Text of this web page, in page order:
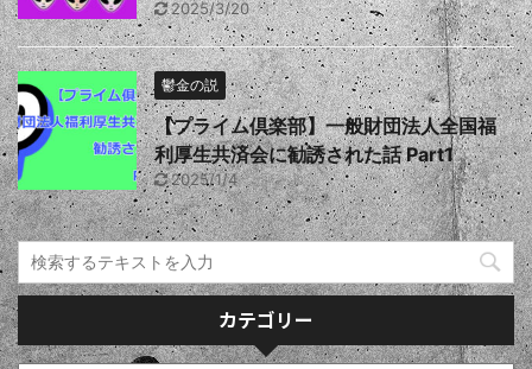
2025/3/20
鬱金の説
【プライム倶楽部】一般財団法人全国福
利厚生共済会に勧誘された話 Part1
2025/1/4
カテゴリー